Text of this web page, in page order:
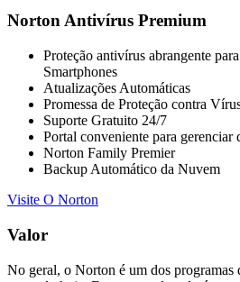
Norton Antivírus Premium
Proteção antivírus abrangente
Smartphones
Atualizações Automáticas
Promessa de Proteção contra
Suporte Gratuito 24/7
Portal conveniente para gerenciar
Norton Family Premier
Backup Automático da Nuvem
Visite O Norton
Valor
No geral, o Norton é um dos programas